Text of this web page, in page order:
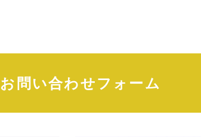
お問い合わせフォーム